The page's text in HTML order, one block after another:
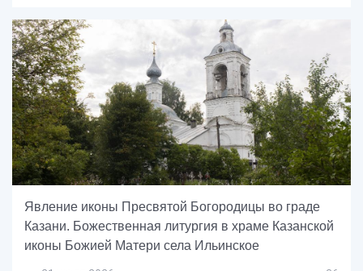
Явление иконы Пресвятой Богородицы во граде
Казани. Божественная литургия в храме Казанской
иконы Божией Матери села Ильинское